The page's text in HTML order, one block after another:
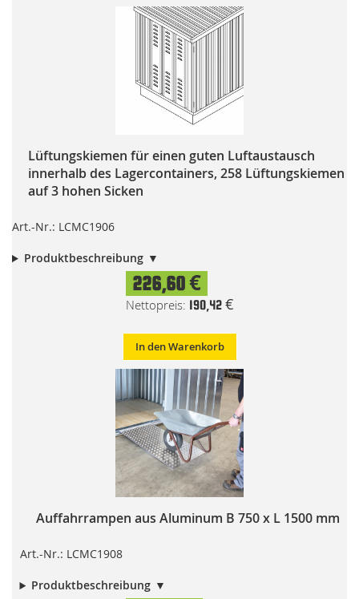
Lüftungskiemen für einen guten Luftaustausch
innerhalb des Lagercontainers, 258 Lüftungskiemen
auf 3 hohen Sicken
Art.-Nr.: LCMC1906
Produktbeschreibung
226,60 €
190,42 €
In den Warenkorb
Auffahrrampen aus Aluminum B 750 x L 1500 mm
Art.-Nr.: LCMC1908
Produktbeschreibung